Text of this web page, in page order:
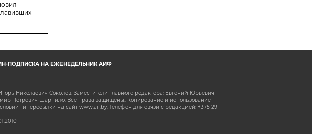
ПОДПИСКА НА ЕЖЕНЕДЕЛЬНИК АИФ
Николаевич Соколов. Заместители главного редактора: Евгений Юрьевич
Петрович Шарпило. Все права защищены. Копирование и использование
гиперссылки на сайт www.aif.by. Телефон для связи с редакцией: +375 29